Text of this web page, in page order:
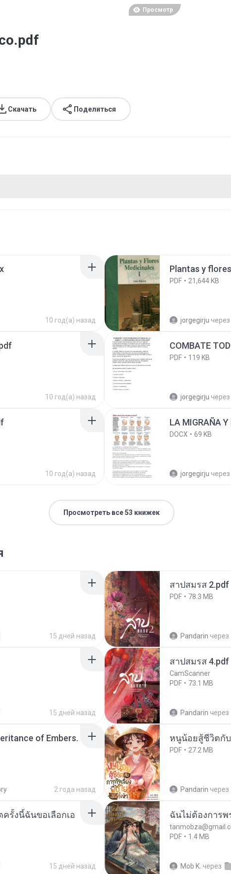
Просмотр
Скачать Поделиться
10 год(а) назад
Plantas y
PDF 21,644 KB
jorgegirju через
10 год(а) назад
COMBATE
PDF 119 KB
jorgegirju через
10 год(а) назад
LA MIGRAÑA
DOCX 69 KB
jorgegirju через
Просмотреть все 53 книжек
15 дней назад
สาปสมรส 2.pdf
PDF 78.3 MB
Pandarin через
15 дней назад
สาปสมรส 4.pdf
CamScanner
PDF
73.1 MB
Pandarin через
of Embers.
2 года назад
หนูน้อยสู้ชีวิตกั
PDF 27.2 MB
Pandarin через
รั้งนี้ฉันขอเลือกเอ
15 дней назад
ฉันไม่ต้องการพ
PDF
1.4 MB
Mob K. через